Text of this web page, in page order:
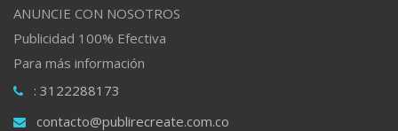
ANUNCIE CON NOSOTROS
Publicidad 100% Efectiva
Para más información
: 3122288173
contacto@publirecreate.com.co